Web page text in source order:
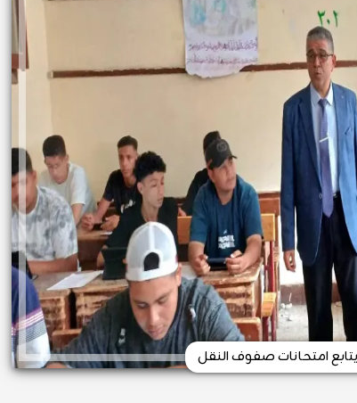
امتحانات صفوف النقل